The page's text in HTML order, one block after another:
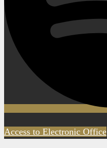
Access to Electronic Office